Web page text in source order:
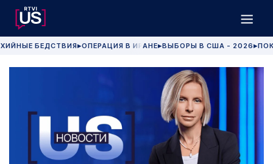
БЕДСТВИЯ▶ОПЕРАЦИЯ В ИРАНЕ▶ВЫБОРЫ В США - 2026 ▶